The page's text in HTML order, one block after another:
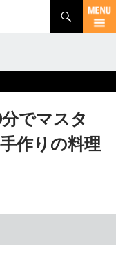
でマスタ
作りの料理